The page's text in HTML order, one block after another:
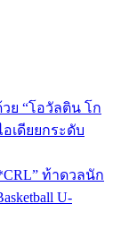
ย “โอวัลติน โก
เดียยกระดับ
ท้าดวลนัก
U-